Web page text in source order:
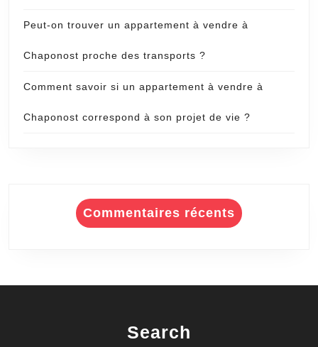
Peut-on trouver un appartement à vendre à
Chaponost proche des transports ?
Comment savoir si un appartement à vendre à
Chaponost correspond à son projet de vie ?
Commentaires récents
Search